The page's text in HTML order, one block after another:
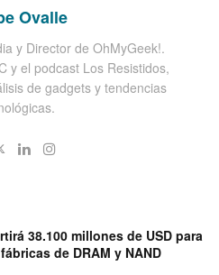
Ovalle
y Director de OhMyGeek!.
y el podcast Los Resistidos,
de gadgets y tendencias
38.100 millones de USD para
de DRAM y NAND